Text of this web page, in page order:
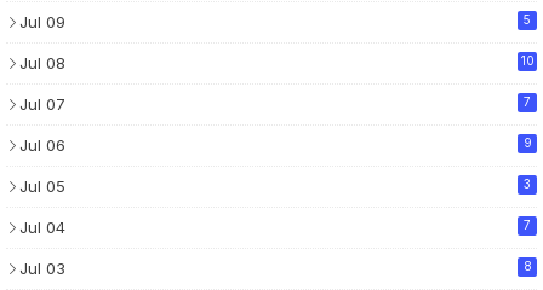
Jul 09 5
Jul 08 10
Jul 07 7
Jul 06 9
Jul 05 3
Jul 04 7
Jul 03 8